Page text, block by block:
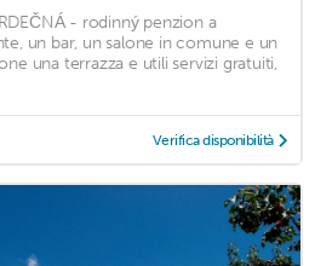
- rodinný penzion a
un bar, un salone in comune e un
una terrazza e utili servizi gratuiti,
Verifica disponibilità